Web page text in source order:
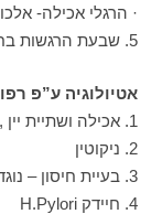
· הרגלי אכילה-
5. שבעת הרגשות בחסר הרמוניה – עצבנות ,מחשבות יתר וכדומה
אטיולוגיה ע”פ
1. אכילה ושתיית יין , חריף, ג’ינג’ר דגים טריים
2. ניקוטין
3. בעיית חיסון – נוגדנים , אוטואימוני
4. חיידק H.Pylori